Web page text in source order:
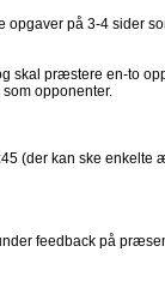
opgaver på 3-4 sider
skal præstere en-to
opponenter.
(der kan ske enkelte
feedback på